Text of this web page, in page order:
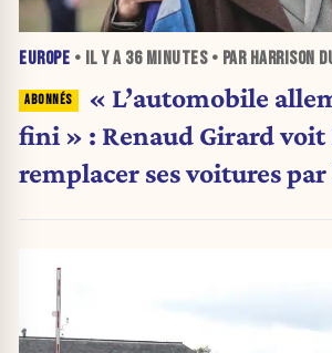
EUROPE • IL Y A 36 MINUTES• PAR HARRISON
« L’automobile
fini » : Renaud Girard
remplacer ses voitures par